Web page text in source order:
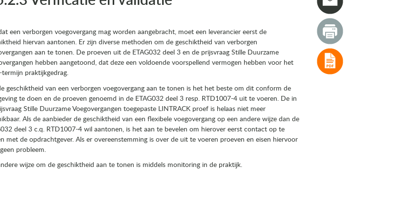
deklaag (concept 5.1)
onderliggend afdichtingselement (concept 5.2)
een verborgen voegovergang mag worden aangebracht, moet een leverancier eerst de
hiervan aantonen. Er zijn diverse methoden om de geschiktheid van verborgen
aan te tonen. De proeven uit de ETAG032 deel 3 en de prijsvraag Stille Duurzame
hebben aangetoond, dat deze een voldoende voorspellend vermogen hebben voor het
termijn praktijkgedrag.
geschiktheid van een verborgen voegovergang aan te tonen is het het beste om dit conform de
te doen en de proeven genoemd in de ETAG032 deel 3 resp. RTD1007-4 uit te voeren. De in
Stille Duurzame Voegovergangen toegepaste LINTRACK proef is helaas niet meer
Als de aanbieder de geschiktheid van een flexibele voegovergang op een andere wijze dan de
deel 3 c.q. RTD1007-4 wil aantonen, is het aan te bevelen om hierover eerst contact op te
met de opdrachtgever. Als er overeenstemming is over de uit te voeren proeven en eisen hiervoor
probleem.
wijze om de geschiktheid aan te tonen is middels monitoring in de praktijk.